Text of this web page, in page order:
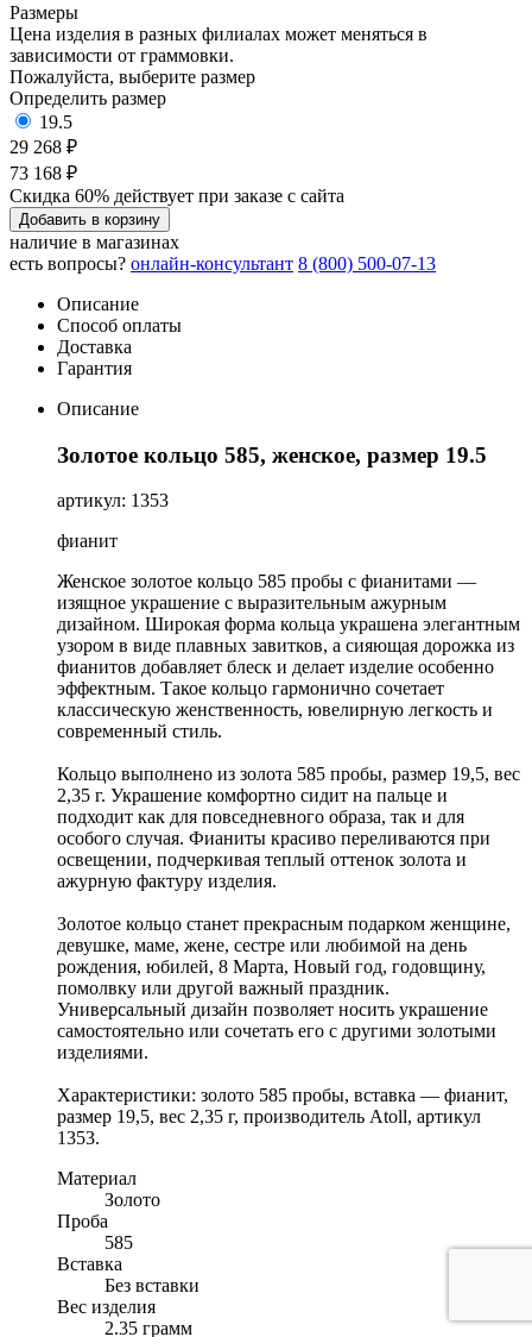
Размеры
Цена изделия в разных филиалах может меняться в
зависимости от граммовки.
Пожалуйста, выберите размер
Определить размер
19.5
29 268 ₽
73 168 ₽
Скидка 60% действует при заказе с сайта
Добавить в корзину
наличие в магазинах
есть вопросы? онлайн-консультант 8 (800) 500-07-13
Описание
Способ оплаты
Доставка
Гарантия
Описание
Золотое кольцо 585, женское, размер 19.5
артикул: 1353
фианит
Женское золотое кольцо 585 пробы с фианитами —
изящное украшение с выразительным ажурным
дизайном. Широкая форма кольца украшена элегантным
узором в виде плавных завитков, а сияющая дорожка из
фианитов добавляет блеск и делает изделие особенно
эффектным. Такое кольцо гармонично сочетает
классическую женственность, ювелирную легкость и
современный стиль.
Кольцо выполнено из золота 585 пробы, размер 19,5, вес
2,35 г. Украшение комфортно сидит на пальце и
подходит как для повседневного образа, так и для
особого случая. Фианиты красиво переливаются при
освещении, подчеркивая теплый оттенок золота и
ажурную фактуру изделия.
Золотое кольцо станет прекрасным подарком женщине,
девушке, маме, жене, сестре или любимой на день
рождения, юбилей, 8 Марта, Новый год, годовщину,
помолвку или другой важный праздник.
Универсальный дизайн позволяет носить украшение
самостоятельно или сочетать его с другими золотыми
изделиями.
Характеристики: золото 585 пробы, вставка — фианит,
размер 19,5, вес 2,35 г, производитель Atoll, артикул
1353.
Материал
Золото
Проба
585
Вставка
Без вставки
Вес изделия
2.35 грамм